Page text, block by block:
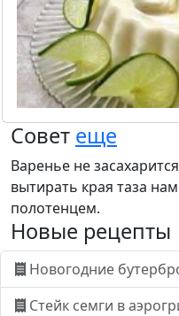
Совет еще
Варенье не
вытирать края таза
полотенцем.
Новые рецепты
Новогодние
Стейк семги в